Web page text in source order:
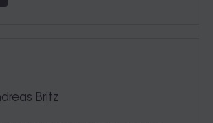
Britz